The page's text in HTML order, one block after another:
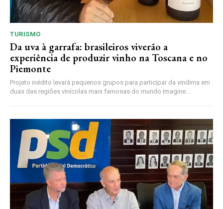
TURISMO
Da uva à garrafa: brasileiros viverão a
experiência de produzir vinho na Toscana e no
Piemonte
Projeto inédito levará pequenos grupos para participar da vindima em
duas das regiões vinícolas mais famosas do mundo Imagine...